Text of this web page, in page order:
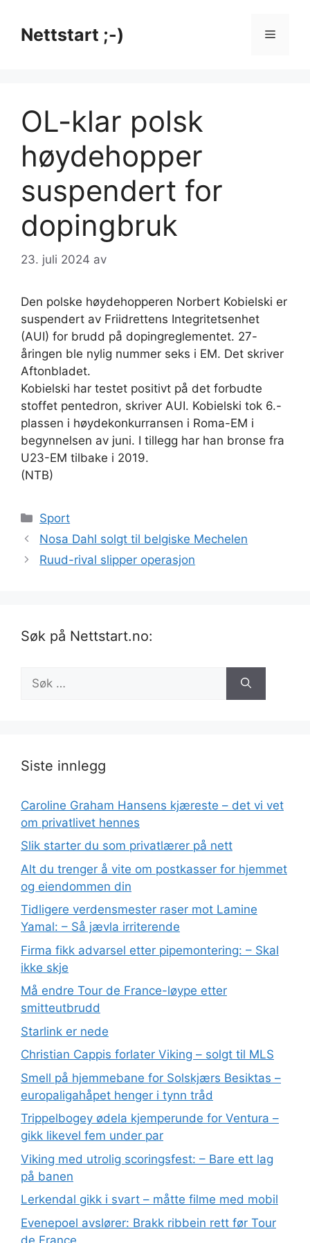
innholdNettstart ;-) Meny
OL-klar polsk
høydehopper
suspendert for
dopingbruk
23. juli 2024 av
Den polske høydehopperen Norbert Kobielski er
suspendert av Friidrettens Integritetsenhet
(AUI) for brudd på dopingreglementet. 27-
åringen ble nylig nummer seks i EM. Det skriver
Aftonbladet.
Kobielski har testet positivt på det forbudte
stoffet pentedron, skriver AUI. Kobielski tok 6.-
plassen i høydekonkurransen i Roma-EM i
begynnelsen av juni. I tillegg har han bronse fra
U23-EM tilbake i 2019.
(NTB)
Kategorier
Sport
Nosa Dahl solgt til belgiske Mechelen
Ruud-rival slipper operasjon
Søk på Nettstart.no:
etter:
Siste innlegg
Caroline Graham Hansens kjæreste – det vi vet
om privatlivet hennes
Slik starter du som privatlærer på nett
Alt du trenger å vite om postkasser for hjemmet
og eiendommen din
Tidligere verdensmester raser mot Lamine
Yamal: – Så jævla irriterende
Firma fikk advarsel etter pipemontering: – Skal
ikke skje
Må endre Tour de France-løype etter
smitteutbrudd
Starlink er nede
Christian Cappis forlater Viking – solgt til MLS
Smell på hjemmebane for Solskjærs Besiktas –
europaligahåpet henger i tynn tråd
Trippelbogey ødela kjemperunde for Ventura –
gikk likevel fem under par
Viking med utrolig scoringsfest: – Bare ett lag
på banen
Lerkendal gikk i svart – måtte filme med mobil
Evenepoel avslører: Brakk ribbein rett før Tour
de France